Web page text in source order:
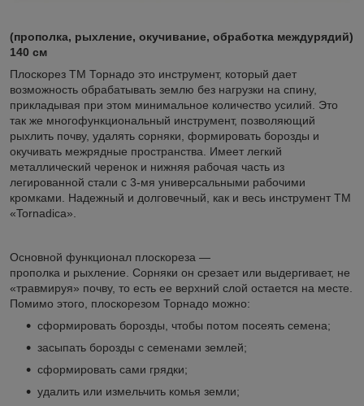
(прополка, рыхление, окучивание, обработка междурядий)
140 см
Плоскорез ТМ Торнадо это инструмент, который дает
возможность обрабатывать землю без нагрузки на спину,
прикладывая при этом минимальное количество усилий. Это
так же многофункциональный инструмент, позволяющий
рыхлить почву, удалять сорняки, формировать борозды и
окучивать межрядные пространства. Имеет легкий
металлический черенок и нижняя рабочая часть из
легированной стали с 3-мя универсальными рабочими
кромками. Надежный и долговечный, как и весь инструмент ТМ
«Tornadica».
Основной функционал плоскореза —
прополка и рыхление. Сорняки он срезает или выдергивает, не
«травмируя» почву, то есть ее верхний слой остается на месте.
Помимо этого, плоскорезом Торнадо можно:
сформировать борозды, чтобы потом посеять семена;
засыпать борозды с семенами землей;
сформировать сами грядки;
удалить или измельчить комья земли;